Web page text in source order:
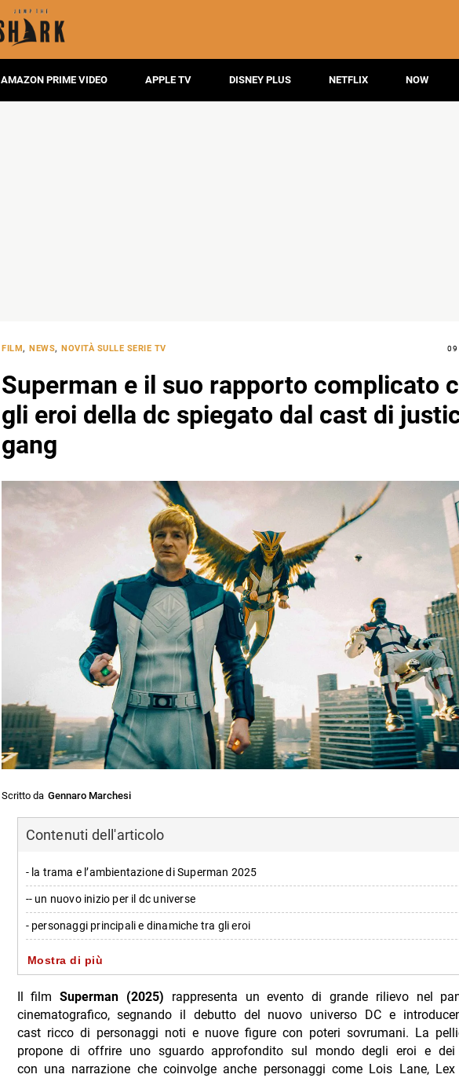
AMAZON PRIME VIDEO APPLE TV DISNEY PLUS NETFLIX NOW
FILM, NEWS, NOVITÀ SULLE SERIE TV 09
Superman e il suo rapporto complicato
gli eroi della dc spiegato dal cast di
gang
Scritto da Gennaro Marchesi
Contenuti dell'articolo
- la trama e l’ambientazione di Superman 2025
-- un nuovo inizio per il dc universe
- personaggi principali e dinamiche tra gli eroi
-- il cast dei protagonisti e le loro interazioni
- differenze nelle percezioni dei personaggi verso superman
-- dichiarazioni degli attori sulla nuova versione dell’eroe
- svolgimento della trama attraverso il viaggio dei metahumans
-- L’evoluzione del rapporto tra Metamorpho e l’ambiente circostante
Mostra di più
Il filmSuperman (2025) rappresenta un evento di grande rilievo nel
cinematografico, segnando il debutto del nuovo universo DC e
cast ricco di personaggi noti e nuove figure con poteri sovrumani. La
propone di offrire uno sguardo approfondito sul mondo degli eroi e dei
con una narrazione che coinvolge anche personaggi come Lois Lane,